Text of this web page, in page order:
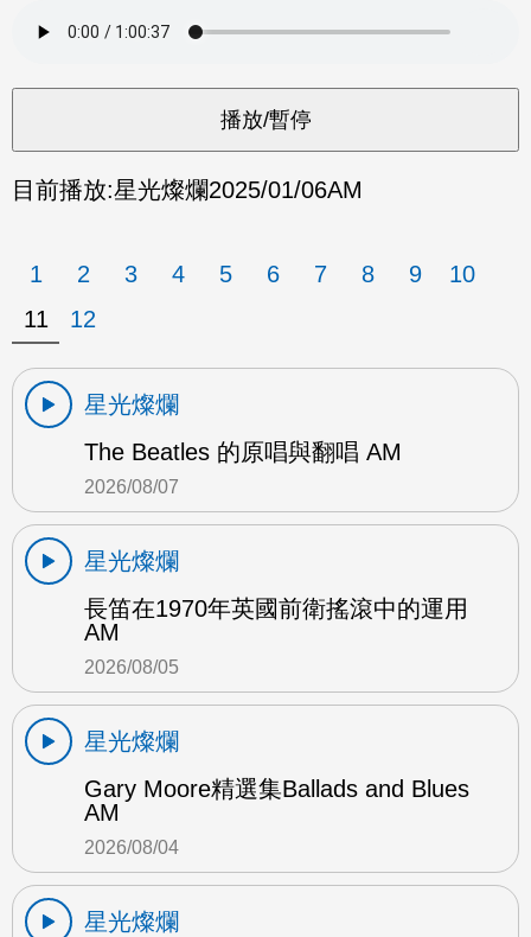
目前播放:星光燦爛2025/01/06AM
1 2 3 4 5 6 7 8 9
10
11
12
星光燦爛
The Beatles 的原唱與翻唱 AM
2026/08/07
星光燦爛
長笛在1970年英國前衛搖滾中的運用
AM
2026/08/05
星光燦爛
Gary Moore精選集Ballads and Blues
AM
2026/08/04
星光燦爛